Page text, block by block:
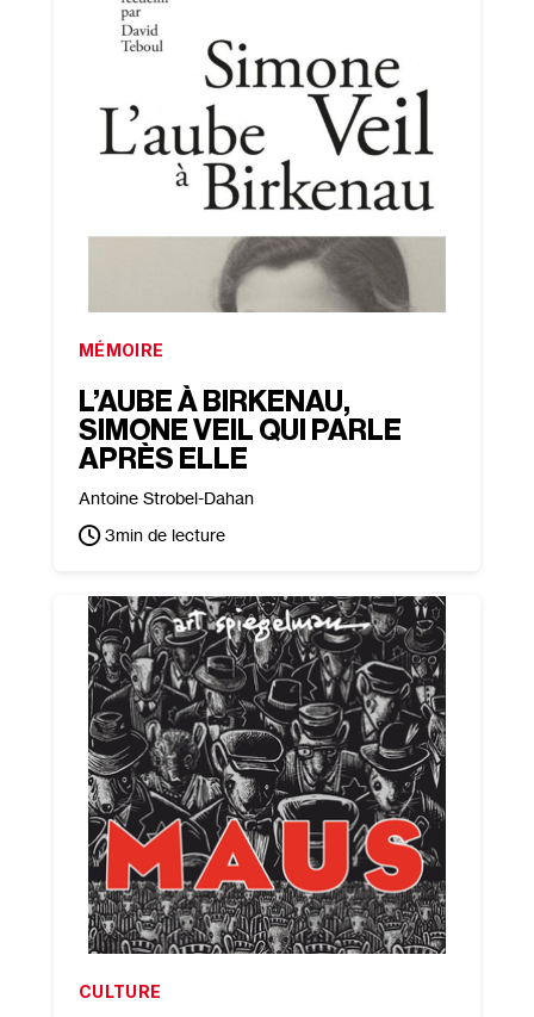
MÉMOIRE
L’AUBE À BIRKENAU,
SIMONE VEIL QUI PARLE
APRÈS ELLE
Antoine Strobel-Dahan
3min de lecture
CULTURE